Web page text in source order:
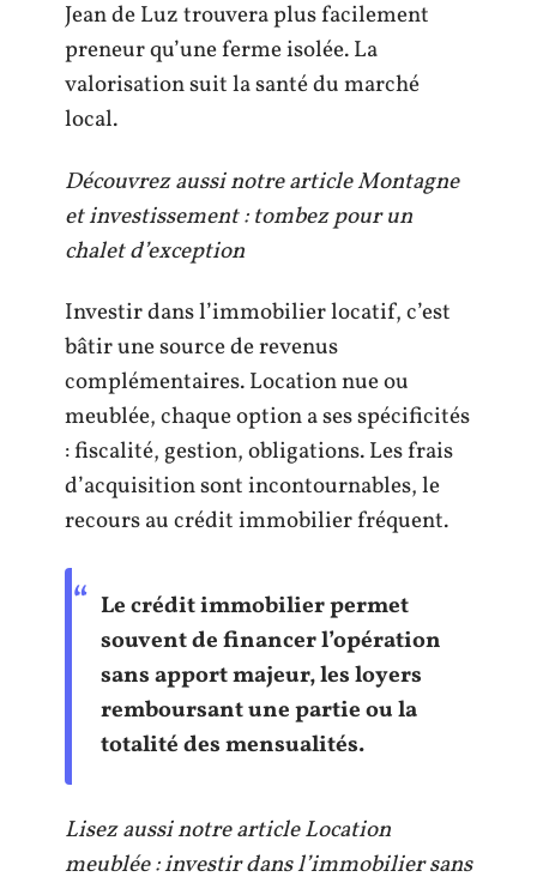
Jean de Luz trouvera plus facilement
preneur qu’une ferme isolée. La
valorisation suit la santé du marché
local.
Découvrez aussi notre article Montagne
et investissement : tombez pour un
chalet d’exception
Investir dans l’immobilier locatif, c’est
bâtir une source de revenus
complémentaires. Location nue ou
meublée, chaque option a ses spécificités
: fiscalité, gestion, obligations. Les frais
d’acquisition sont incontournables, le
recours au crédit immobilier fréquent.
Le crédit immobilier permet
souvent de financer l’opération
sans apport majeur, les loyers
remboursant une partie ou la
totalité des mensualités.
Lisez aussi notre article Location
meublée : investir dans l’immobilier sans